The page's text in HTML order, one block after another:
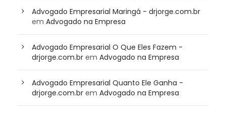
Advogado Empresarial Maringá - drjorge.com.br
em Advogado na Empresa
Advogado Empresarial O Que Eles Fazem -
drjorge.com.br em Advogado na Empresa
Advogado Empresarial Quanto Ele Ganha -
drjorge.com.br em Advogado na Empresa